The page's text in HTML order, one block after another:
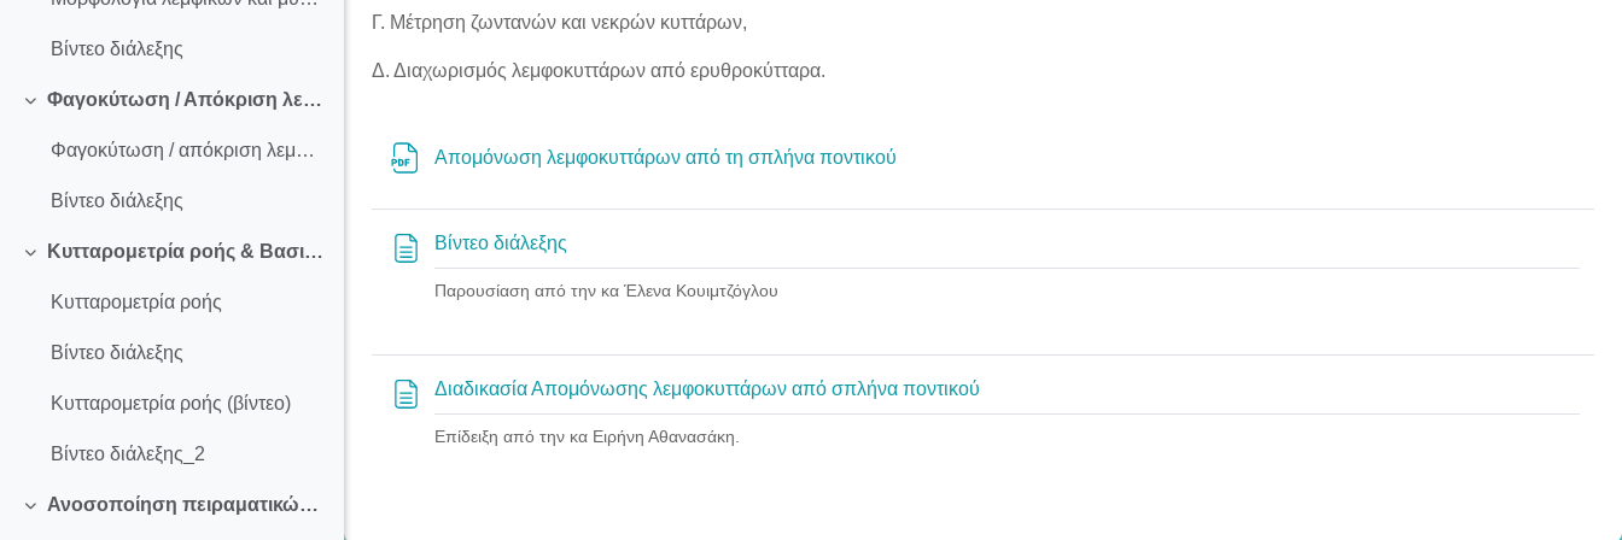
Βίντεο διάλεξης
Σύμπτυξη
Φαγοκύτωση / Απόκριση λεμφοκυττάρων σε μιτογόνα
Φαγοκύτωση / απόκριση λεμφοκυττάρων σε μιτογόνα
Βίντεο διάλεξης
Σύμπτυξη
Κυτταρομετρία ροής & Βασικές Αρχές
Κυτταρομετρία ροής
Βίντεο διάλεξης
Κυτταρομετρία ροής (βίντεο)
Βίντεο διάλεξης_2
Σύμπτυξη
Ανοσοποίηση πειραματικών ποντικών
Γ. Μέτρηση ζωντανών και νεκρών κυττάρων,
Δ. Διαχωρισμός λεμφοκυττάρων από ερυθροκύτταρα.
Απομόνωση λεμφοκυττάρων από τη σπλήνα ποντικού
Βίντεο διάλεξης
Παρουσίαση από την κα Έλενα Κουιμτζόγλου
Διαδικασία Απομόνωσης λεμφοκυττάρων από σπλήνα ποντικού
Επίδειξη από την κα Ειρήνη Αθανασάκη.